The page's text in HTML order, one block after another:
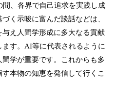
間、各界で自己追求を実践し成
く示唆に富んだ談話などは、
え人間学形成に多大なる貢献
す。 AI等に代表されるように
学が重要です。これからも多
本物の知恵を発信して行くこ